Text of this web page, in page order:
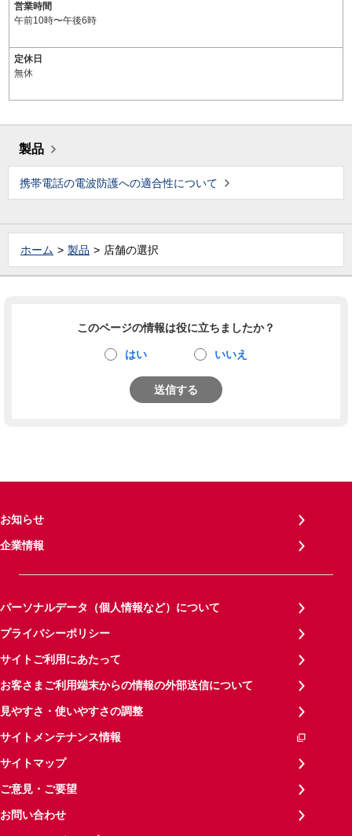
営業時間
午前10時〜午後6時
定休日
無休
製品
携帯電話の電波防護への適合性について
ホーム 製品 店舗の選択
このページの情報は役に立ちましたか？
はい いいえ
送信する
お知らせ
企業情報
パーソナルデータ（個人情報など）について
プライバシーポリシー
サイトご利用にあたって
お客さまご利用端末からの情報の外部送信について
見やすさ・使いやすさの調整
サイトメンテナンス情報
サイトマップ
ご意見・ご要望
お問い合わせ